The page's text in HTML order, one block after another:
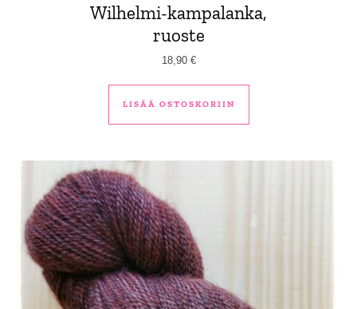
Wilhelmi-kampalanka,
ruoste
18,90 €
LISÄÄ OSTOSKORIIN